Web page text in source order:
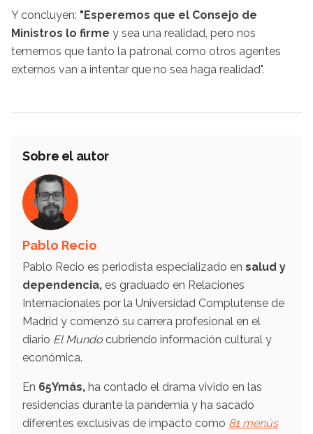
Y concluyen: "Esperemos que el Consejo de
Ministros lo firme y sea una realidad, pero nos
tememos que tanto la patronal como otros agentes
externos van a intentar que no sea haga realidad".
Sobre el autor
Pablo Recio
Pablo Recio es periodista especializado en salud y
dependencia, es graduado en Relaciones
Internacionales por la Universidad Complutense de
Madrid y comenzó su carrera profesional en el
diario El Mundo cubriendo información cultural y
económica.
En 65Ymás, ha contado el drama vivido en las
residencias durante la pandemia y ha sacado
diferentes exclusivas de impacto como 81 menús